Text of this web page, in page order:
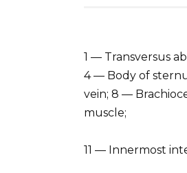
1 — Transversus
4 — Body of
vein; 8 —
muscle;
11 — Innermost